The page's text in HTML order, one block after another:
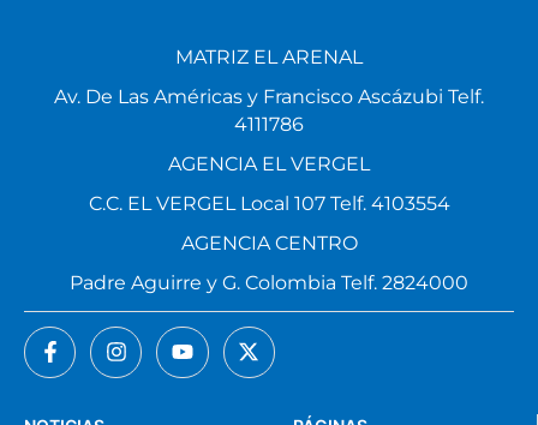
MATRIZ EL ARENAL
Av. De Las Américas y Francisco Ascázubi Telf.
4111786
AGENCIA EL VERGEL
C.C. EL VERGEL Local 107 Telf. 4103554
AGENCIA CENTRO
Padre Aguirre y G. Colombia Telf. 2824000